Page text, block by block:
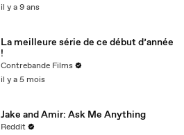
il y a 9 ans
La meilleure série de ce début d’année
!
Contrebande Films
il y a 5 mois
Jake and Amir: Ask Me Anything
Reddit